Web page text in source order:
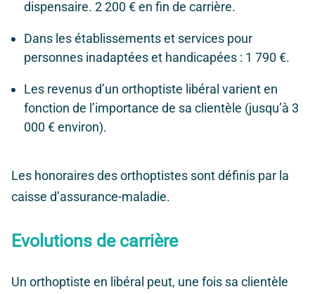
dispensaire. 2 200 € en fin de carrière.
Dans les établissements et services pour
personnes inadaptées et handicapées : 1 790 €.
Les revenus d’un orthoptiste libéral varient en
fonction de l’importance de sa clientèle (jusqu’à 3
000 € environ).
Les honoraires des orthoptistes sont définis par la
caisse d’assurance-maladie.
Evolutions de carrière
Un orthoptiste en libéral peut, une fois sa clientèle